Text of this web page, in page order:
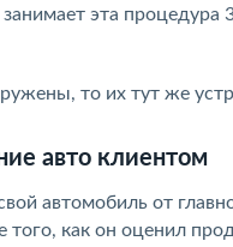
эта процедура
то их тут же
авто клиентом
автомобиль от
того, как он оценил